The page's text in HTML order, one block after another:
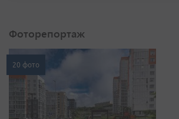
Фоторепортаж
20 фото